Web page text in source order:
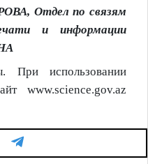
Отдел по связям
и информации
использовании
www.science.gov.az